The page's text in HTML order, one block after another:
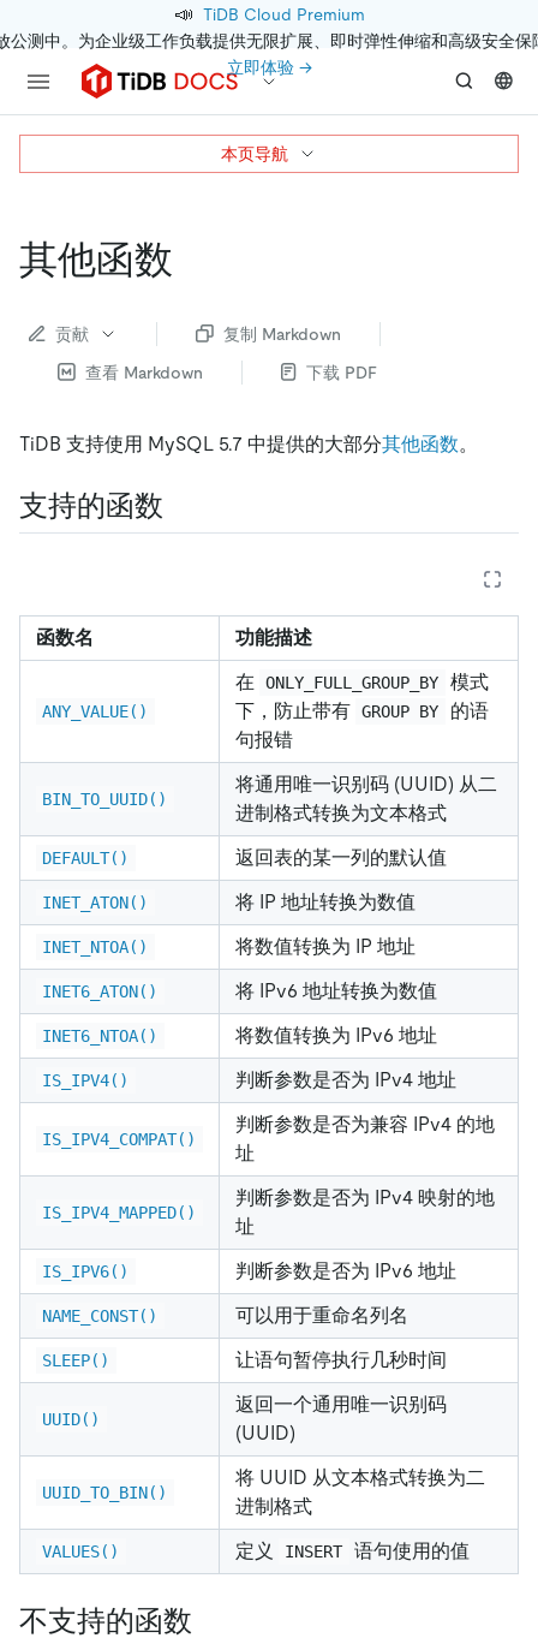
📣 TiDB Cloud Premium
公测中。为企业级工作负载提供无限扩展、即时弹性伸缩和高级安全保
立即体验 →
其他函数
贡献
复制 Markdown
查看 Markdown
下载 PDF
TiDB 支持使用 MySQL 5.7 中提供的大部分其他函数。
支持的函数
函数名 功能描述
ANY_VALUE()
在 ONLY_FULL_GROUP_BY
模式
下，防止带有 GROUP BY
的语
句报错
BIN_TO_UUID()
将通用唯一识别码 (UUID) 从二
进制格式转换为文本格式
DEFAULT() 返回表的某一列的默认值
INET_ATON() 将 IP 地址转换为数值
INET_NTOA() 将数值转换为 IP 地址
INET6_ATON() 将 IPv6 地址转换为数值
INET6_NTOA() 将数值转换为 IPv6 地址
IS_IPV4() 判断参数是否为 IPv4 地址
IS_IPV4_COMPAT()
判断参数是否为兼容 IPv4 的地
址
IS_IPV4_MAPPED()
判断参数是否为 IPv4 映射的地
址
IS_IPV6() 判断参数是否为 IPv6 地址
NAME_CONST() 可以用于重命名列名
SLEEP() 让语句暂停执行几秒时间
UUID()
返回一个通用唯一识别码
(UUID)
UUID_TO_BIN()
将 UUID 从文本格式转换为二
进制格式
VALUES() 定义 INSERT 语句使用的值
不支持的函数
本页导航